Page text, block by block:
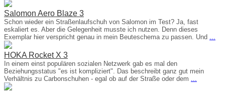
Salomon Aero Blaze 3
Schon wieder ein Straßenlaufschuh von Salomon im Test? Ja, fast
eskaliert es. Aber die Gelegenheit musste ich nutzen. Denn dieses
Exemplar hier verspricht genau in mein Beuteschema zu passen. Und ...
HOKA Rocket X 3
In einem einst populären sozialen Netzwerk gab es mal den
Beziehungsstatus "es ist kompliziert". Das beschreibt ganz gut mein
Verhältnis zu Carbonschuhen - egal ob auf der Straße oder dem ...